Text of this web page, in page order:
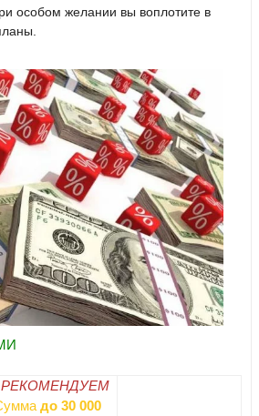
особом желании вы воплотите в
РЕКОМЕНДУЕМ
до 30 000